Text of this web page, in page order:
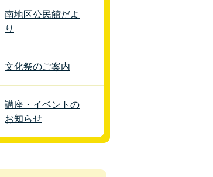
南地区公民館だよ
り
文化祭のご案内
講座・イベントの
お知らせ